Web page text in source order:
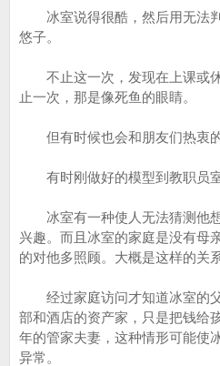
冰室说得很酷，然后用无法
悠子。
不止这一次，发现在上课或
止一次，那是像死鱼的眼睛。
但有时候也会和朋友们热衷的
有时刚做好的模型到教职员室
冰室有一种使人无法猜测他想
兴趣。而且冰室的家庭是没有母
的对他多照顾。大概是这样的关
经过家庭访问才知道冰室的
部和酒店的资产家，只是把钱给
年的管家夫妻，这种情形可能使
异常。